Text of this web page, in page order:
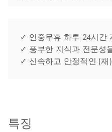
✓ 연중무휴 하루 24시간
✓ 풍부한 지식과 전문성
✓ 신속하고 안정적인 (재
특징